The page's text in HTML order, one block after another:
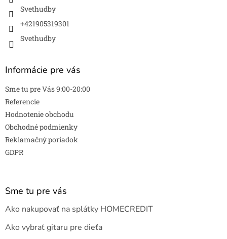
Svethudby
+421905319301
Svethudby
Informácie pre vás
Sme tu pre Vás 9:00-20:00
Referencie
Hodnotenie obchodu
Obchodné podmienky
Reklamačný poriadok
GDPR
Sme tu pre vás
Ako nakupovať na splátky HOMECREDIT
Ako vybrať gitaru pre dieťa